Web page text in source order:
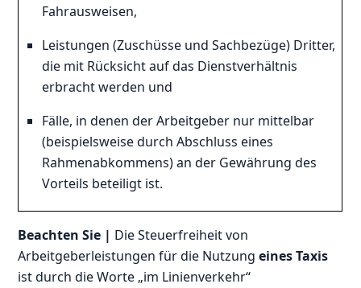
Fahrausweisen,
Leistungen (Zuschüsse und Sachbezüge) Dritter,
die mit Rücksicht auf das Dienstverhältnis
erbracht werden und
Fälle, in denen der Arbeitgeber nur mittelbar
(beispielsweise durch Abschluss eines
Rahmenabkommens) an der Gewährung des
Vorteils beteiligt ist.
Beachten Sie | Die Steuerfreiheit von
Arbeitgeberleistungen für die Nutzungeines Taxis
ist durch die Worte „im Linienverkehr“